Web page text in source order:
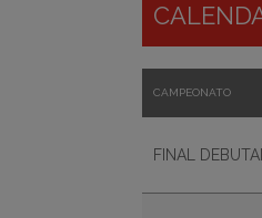
CAMPEONATO
FINAL